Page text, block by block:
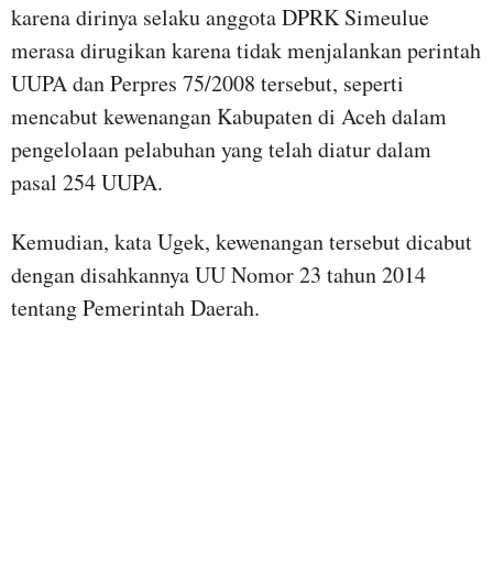
karena dirinya selaku anggota DPRK Simeulue
merasa dirugikan karena tidak menjalankan perintah
UUPA dan Perpres 75/2008 tersebut, seperti
mencabut kewenangan Kabupaten di Aceh dalam
pengelolaan pelabuhan yang telah diatur dalam
pasal 254 UUPA.
Kemudian, kata Ugek, kewenangan tersebut dicabut
dengan disahkannya UU Nomor 23 tahun 2014
tentang Pemerintah Daerah.